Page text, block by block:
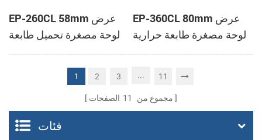
EP-260CL 58mm عرض
لوحة مصغرة تحميل طابعة
حرارية مع لصناعة
السيارات في القاطع
EP-360CL 80mm عرض
لوحة مصغرة طابعة حرارية
مع لصناعة السيارات في
1 2 3 ... 11
مجموع من 11 الصفحات
فئات